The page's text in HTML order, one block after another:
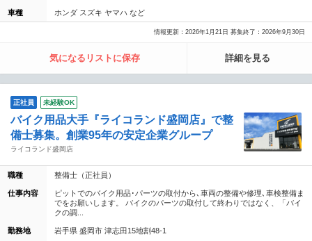
車種 ホンダ スズキ ヤマハ など
情報更新：2026年1月21日 募集終了：2026年9月30日
気になるリストに保存 詳細を見る
正社員 未経験OK
バイク用品大手『ライコランド盛岡店』で整
備士募集。創業95年の安定企業グループ
ライコランド盛岡店
職種 整備士（正社員）
仕事内容
ピットでのバイク用品･パーツの取付から､車両の整備や修理､車検整備ま
でをお願いします。 バイクのパーツの取付して終わりではなく、「バイ
クの調...
勤務地 岩手県 盛岡市 津志田15地割48-1